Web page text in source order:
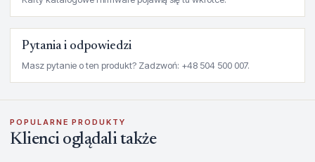
Pytania i odpowiedzi
Masz pytanie o ten produkt? Zadzwoń: +48 504 500 007.
POPULARNE PRODUKTY
Klienci oglądali także